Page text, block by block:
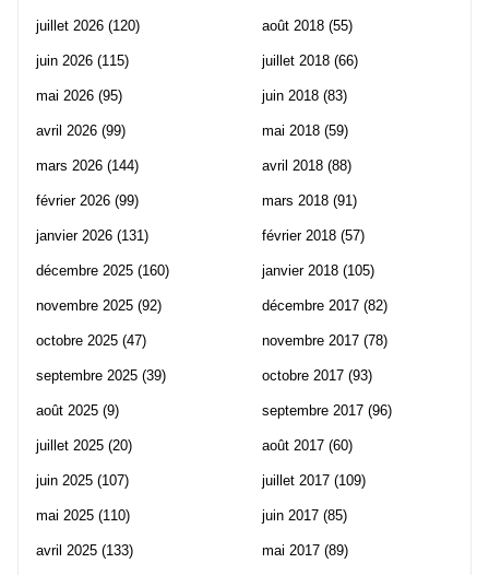
juillet 2026 (120)
juin 2026 (115)
mai 2026 (95)
avril 2026 (99)
mars 2026 (144)
février 2026 (99)
janvier 2026 (131)
décembre 2025 (160)
novembre 2025 (92)
octobre 2025 (47)
septembre 2025 (39)
août 2025 (9)
juillet 2025 (20)
juin 2025 (107)
mai 2025 (110)
avril 2025 (133)
août 2018 (55)
juillet 2018 (66)
juin 2018 (83)
mai 2018 (59)
avril 2018 (88)
mars 2018 (91)
février 2018 (57)
janvier 2018 (105)
décembre 2017 (82)
novembre 2017 (78)
octobre 2017 (93)
septembre 2017 (96)
août 2017 (60)
juillet 2017 (109)
juin 2017 (85)
mai 2017 (89)